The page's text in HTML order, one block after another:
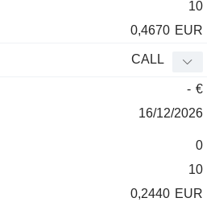
10
0,4670 EUR
CALL
- €
16/12/2026
0
10
0,2440 EUR